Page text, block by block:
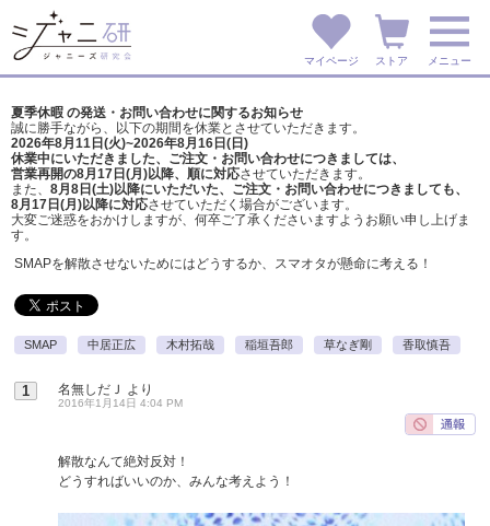
マイページ ストア メニュー
夏季休暇 の発送・お問い合わせに関するお知らせ
誠に勝手ながら、以下の期間を休業とさせていただきます。
2026年8月11日(火)~2026年8月16日(日)
休業中にいただきました、ご注文・お問い合わせにつきましては、
営業再開の8月17日(月)以降、順に対応させていただきます。
また、 8月8日(土)以降にいただいた、ご注文・ お問い合わせにつきましても、
8月17日(月)以降に対応させていただく場合がございます。
大変ご迷惑をおかけしますが、 何卒ご了承くださいますようお願い申し上げま
す。
SMAPを解散させないためにはどうするか、スマオタが懸命に考える！
SMAP 中居正広 木村拓哉 稲垣吾郎 草なぎ剛 香取慎吾
1 名無しだＪ より
2016年1月14日 4:04 PM
解散なんて絶対反対！
どうすればいいのか、みんな考えよう！